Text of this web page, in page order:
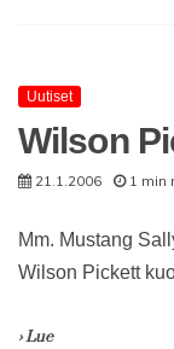
Uutiset
Wilson
21.1.2006 1 min
Mm. Mustang
Wilson Pickett
› Lue